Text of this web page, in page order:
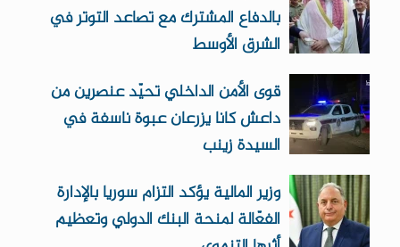
بالدفاع المشترك مع تصاعد التوتر في
الشرق الأوسط
قوى الأمن الداخلي تحيّد عنصرين من
داعش كانا يزرعان عبوة ناسفة في
السيدة زينب
وزير المالية يؤكد التزام سوريا بالإدارة
الفعّالة لمنحة البنك الدولي وتعظيم